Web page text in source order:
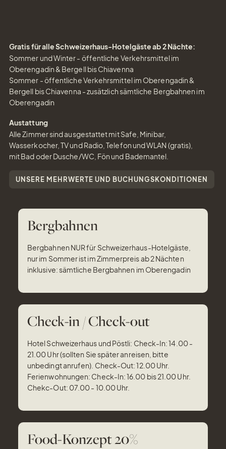
Gratis für alle Schweizerhaus-Hotelgäste ab 2 Nächte:
Sommer und Winter - öffentliche Verkehrsmittel im
Oberengadin & Bergell bis Chiavenna
Sommer - öffentliche Verkehrsmittel im Oberengadin &
Bergell bis Chiavenna - zusätzlich sämtliche Bergbahnen im
Oberengadin
Austattung
Alle Zimmer sind ausgestattet mit Safe, Minibar,
Wasserkocher, TV und Radio, Telefon und WLAN (gratis),
mit Bad oder Dusche/WC, Fön und Bademantel.
UNSERE MEHRWERTE UND BUCHUNGSKONDITIONEN
Bergbahnen
Bergbahnen NUR für Schweizerhaus-Hotelgäste,
nur im Sommer ist im Zimmerpreis ab 2 Nächten
inklusive: sämtliche Bergbahnen im Oberengadin
Check-in / Check-out
Hotel Schweizerhaus und Pöstli: Check-In: 14.00 -
21.00 Uhr (sollten Sie später anreisen, bitte
unbedingt anrufen). Check-Out: 12.00 Uhr.
Ferienwohnungen: Check-In: 16.00 bis 21.00 Uhr.
Chekc-Out: 07.00 - 10.00 Uhr.
Food-Konzept 20%